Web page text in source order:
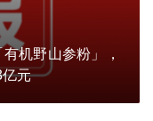
机野山参粉」，
元